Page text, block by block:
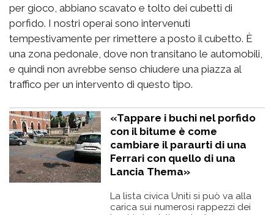
per gioco, abbiano scavato e tolto dei cubetti di
porfido. I nostri operai sono intervenuti
tempestivamente per rimettere a posto il cubetto. È
una zona pedonale, dove non transitano le automobili,
e quindi non avrebbe senso chiudere una piazza al
traffico per un intervento di questo tipo.
«Tappare i buchi nel porfido
con il bitume è come
cambiare il paraurti di una
Ferrari con quello di una
Lancia Thema»
La lista civica Uniti si può va alla
carica sui numerosi rappezzi dei